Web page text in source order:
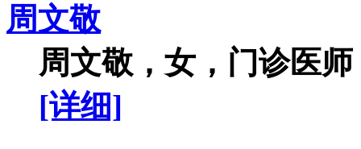
周文敬
周文敬，女，门诊医
[详细]